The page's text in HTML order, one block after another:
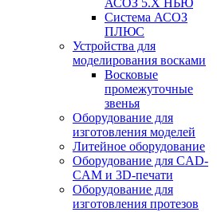
АСОЗ 5.Х НЬЮ
Система АСОЗ
ПЛЮС
Устройства для
моделирования восками
Восковые
промежуточные
звенья
Оборудование для
изготовления моделей
Литейное оборудование
Оборудование для CAD-
CAM и 3D-печати
Оборудование для
изготовления протезов